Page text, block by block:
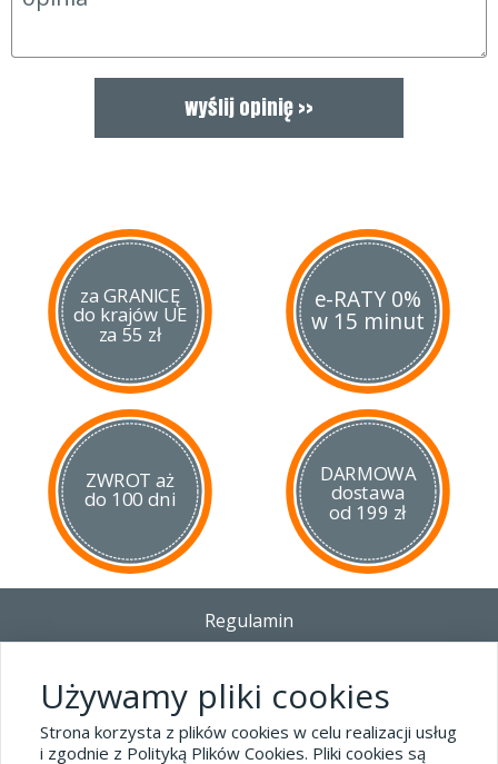
za GRANICĘ
do krajów UE
za 55 zł
e-RATY 0%
w 15 minut
ZWROT aż
do 100 dni
DARMOWA
dostawa
od 199 zł
Regulamin
Polityka prywatności i pliki cookies
Blog
Używamy pliki cookies
Strona korzysta z plików cookies w celu realizacji usług
i zgodnie z Polityką Plików Cookies. Pliki cookies są